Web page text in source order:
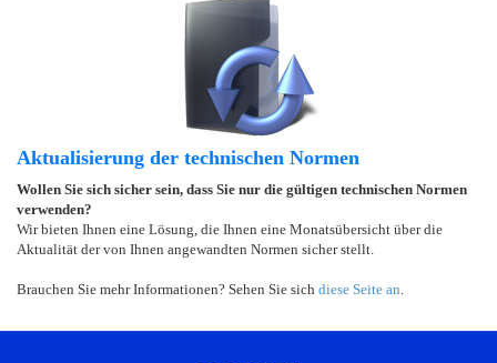
Aktualisierung der technischen Normen
Wollen Sie sich sicher sein, dass Sie nur die gültigen technischen Normen
verwenden?
Wir bieten Ihnen eine Lösung, die Ihnen eine Monatsübersicht über die
Aktualität der von Ihnen angewandten Normen sicher stellt.
Brauchen Sie mehr Informationen? Sehen Sie sich diese Seite an